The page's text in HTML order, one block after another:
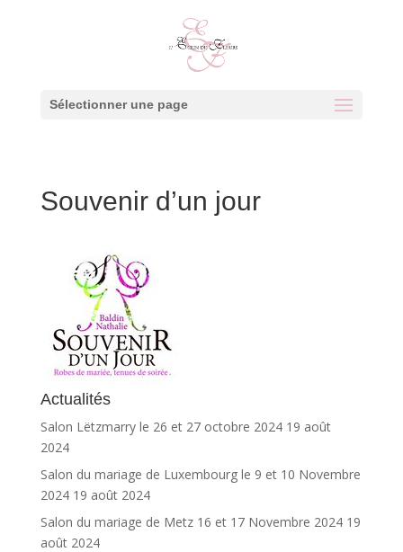
Sélectionner une page
Souvenir d’un jour
Actualités
Salon Lëtzmarry le 26 et 27 octobre 2024 19 août
2024
Salon du mariage de Luxembourg le 9 et 10 Novembre
2024 19 août 2024
Salon du mariage de Metz 16 et 17 Novembre 2024 19
août 2024